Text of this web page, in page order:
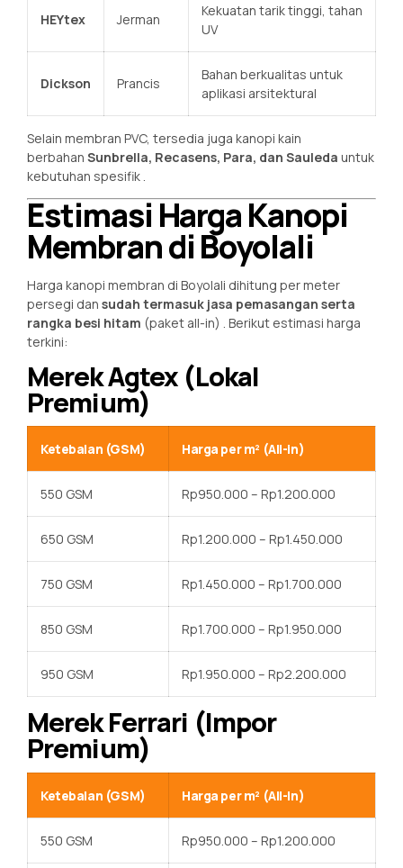
HEYtex Jerman
Kekuatan tarik tinggi, tahan
UV
Dickson Prancis
Bahan berkualitas untuk
aplikasi arsitektural
Selain membran PVC, tersedia juga kanopi kain
berbahan Sunbrella, Recasens, Para, dan Sauleda untuk
kebutuhan spesifik
Estimasi Harga Kanopi
Membran di Boyolali
Harga kanopi membran di Boyolali dihitung per meter
persegi dan sudah termasuk jasa pemasangan serta
rangka besi hitam (paket all-in) . Berikut estimasi harga
terkini:
Merek Agtex (Lokal
Premium)
Ketebalan (GSM) Harga per m² (All-in)
550 GSM Rp950.000 – Rp1.200.000
650 GSM Rp1.200.000 – Rp1.450.000
750 GSM Rp1.450.000 – Rp1.700.000
850 GSM Rp1.700.000 – Rp1.950.000
950 GSM Rp1.950.000 – Rp2.200.000
Merek Ferrari (Impor
Premium)
Ketebalan (GSM) Harga per m² (All-in)
550 GSM Rp950.000 – Rp1.200.000